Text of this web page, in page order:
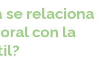
se relaciona
con la